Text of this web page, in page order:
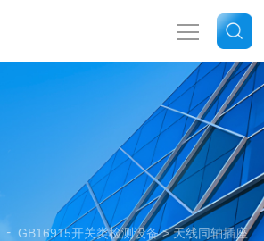
产品中心
- GB16915开关类检测设备> 天线同轴插座